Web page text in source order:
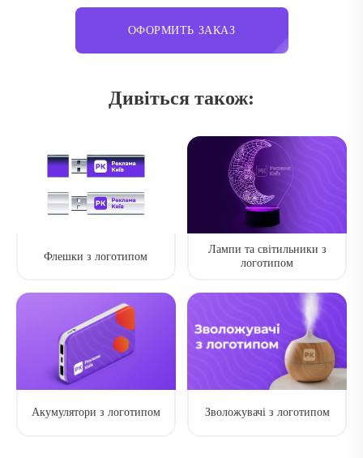
ОФОРМИТЬ ЗАКАЗ
Дивіться також:
Флешки з логотипом
Лампи та світильники з
логотипом
Акумулятори з логотипом Зволожувачі з логотипом